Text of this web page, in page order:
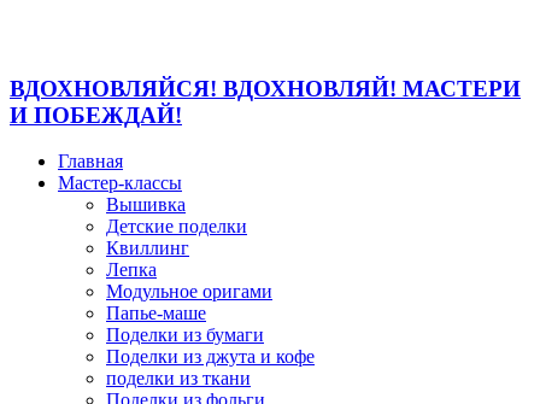
ВДОХНОВЛЯЙСЯ! ВДОХНОВЛЯЙ! МАСТЕРИ
И ПОБЕЖДАЙ!
Главная
Мастер-классы
Вышивка
Детские поделки
Квиллинг
Лепка
Модульное оригами
Папье-маше
Поделки из бумаги
Поделки из джута и кофе
поделки из ткани